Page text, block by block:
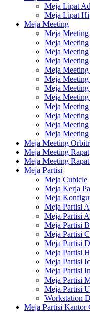
Meja Lipat
Meja Lipat
Meja Meeting
Meja
Meja
Meja
Meja
Meja
Meja
Meja
Meja
Meja
Meja
Meja
Meja
Meja Meeting
Meja Meeting Rapat
Meja Meeting
Meja Partisi
Meja Cubicle
Meja Kerja
Meja
Meja Partisi
Meja Partisi
Meja Partisi
Meja Partisi
Meja Partisi
Meja Partisi
Meja Partisi
Meja Partisi
Meja Partisi
Meja Partisi
Workstation
Meja Partisi Kantor